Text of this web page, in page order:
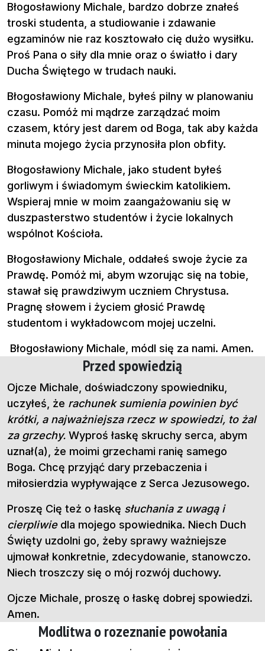
Błogosławiony Michale, bardzo dobrze znałeś
troski studenta, a studiowanie i zdawanie
egzaminów nie raz kosztowało cię dużo wysiłku.
Proś Pana o siły dla mnie oraz o światło i dary
Ducha Świętego w trudach nauki.
Błogosławiony Michale, byłeś pilny w planowaniu
czasu. Pomóż mi mądrze zarządzać moim
czasem, który jest darem od Boga, tak aby każda
minuta mojego życia przynosiła plon obfity.
Błogosławiony Michale, jako student byłeś
gorliwym i świadomym świeckim katolikiem.
Wspieraj mnie w moim zaangażowaniu się w
duszpasterstwo studentów i życie lokalnych
wspólnot Kościoła.
Błogosławiony Michale, oddałeś swoje życie za
Prawdę. Pomóż mi, abym wzorując się na tobie,
stawał się prawdziwym uczniem Chrystusa.
Pragnę słowem i życiem głosić Prawdę
studentom i wykładowcom mojej uczelni.
Błogosławiony Michale, módl się za nami. Amen.
Przed spowiedzią
Ojcze Michale, doświadczony spowiedniku,
uczyłeś, że rachunek sumienia powinien być
krótki, a najważniejsza rzecz w spowiedzi, to żal
za grzechy. Wyproś łaskę skruchy serca, abym
uznał(a), że moimi grzechami ranię samego
Boga. Chcę przyjąć dary przebaczenia i
miłosierdzia wypływające z Serca Jezusowego.
Proszę Cię też o łaskę słuchania z uwagą i
cierpliwiedla mojego spowiednika. Niech Duch
Święty uzdolni go, żeby sprawy ważniejsze
ujmował konkretnie, zdecydowanie, stanowczo.
Niech troszczy się o mój rozwój duchowy.
Ojcze Michale, proszę o łaskę dobrej spowiedzi.
Amen.
Modlitwa o rozeznanie powołania